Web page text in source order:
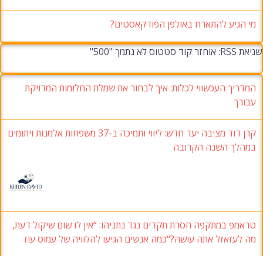
מי הגיע להתארח באולפן הפודקאסטים?
שגיאת RSS: אוחזר קוד סטטוס לא נתמך "500"
המדריך העכשווי לכלות: איך לבחור את שמלת החלומות המדויקת
עבורך
קרן דוד מציבה יעד חדש: ליווי ותמיכה ב-37 משפחות אלמנות ויתומים
במהלך השנה הקרובה
טראמפ במתקפה חסרת תקדים נגד נתניהו: “אין לו שום שיקול דעת,
מה לעזאזל אתה עושה?“כמה אנשים הגיעו להלוויה של עמוס עוז